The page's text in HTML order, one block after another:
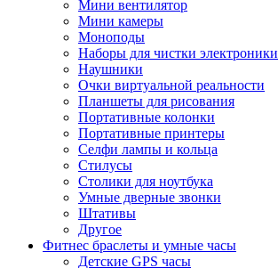
Мини вентилятор
Мини камеры
Моноподы
Наборы для чистки электроники
Наушники
Очки виртуальной реальности
Планшеты для рисования
Портативные колонки
Портативные принтеры
Селфи лампы и кольца
Стилусы
Столики для ноутбука
Умные дверные звонки
Штативы
Другое
Фитнес браслеты и умные часы
Детские GPS часы